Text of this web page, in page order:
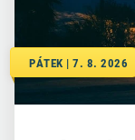
PÁTEK | 7. 8. 2026